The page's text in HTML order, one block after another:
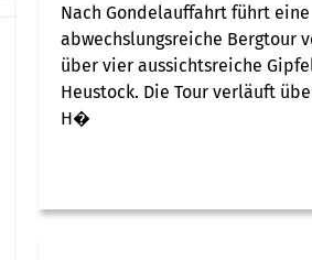
Nach Gondelauffahrt führt eine
abwechslungsreiche Bergtour
über vier aussichtsreiche
Heustock. Die Tour verläuft
H�